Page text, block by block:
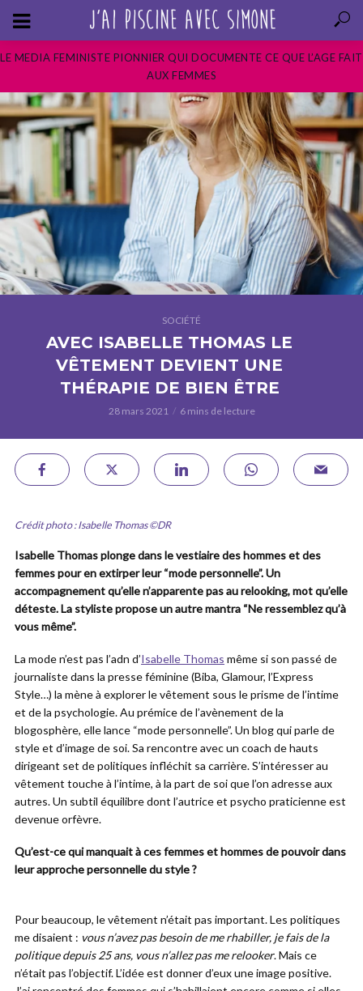
LE MEDIA FEMINISTE PIONNIER QUI DOCUMENTE CE QUE L’AGE FAIT
AUX FEMMES
SOCIÉTÉ
AVEC ISABELLE THOMAS LE
VÊTEMENT DEVIENT UNE
THÉRAPIE DE BIEN ÊTRE
28 mars 2021 6 mins de lecture
Crédit photo : Isabelle Thomas ©DR
Isabelle Thomas plonge dans le vestiaire des hommes et des
femmes pour en extirper leur “mode personnelle”. Un
accompagnement qu’elle n’apparente pas au relooking, mot qu’elle
déteste. La styliste propose un autre mantra “Ne ressemblez qu’à
vous même”.
La mode n’est pas l’adn d’Isabelle Thomas même si son passé de
journaliste dans la presse féminine (Biba, Glamour, l’Express
Style…) la mène à explorer le vêtement sous le prisme de l’intime
et de la psychologie. Au prémice de l’avènement de la
blogosphère, elle lance “mode personnelle”. Un blog qui parle de
style et d’image de soi. Sa rencontre avec un coach de hauts
dirigeant set de politiques infléchit sa carrière. S’intéresser au
vêtement touche à l’intime, à la part de soi que l’on adresse aux
autres. Un subtil équilibre dont l’autrice et psycho praticienne est
devenue orfèvre.
Qu’est-ce qui manquait à ces femmes et hommes de pouvoir dans
leur approche personnelle du style ?
Pour beaucoup, le vêtement n’était pas important. Les politiques
me disaient : vous n’avez pas besoin de me rhabiller, je fais de la
politique depuis 25 ans, vous n’allez pas me relooker. Mais ce
n’était pas l’objectif. L’idée est donner d’eux une image positive.